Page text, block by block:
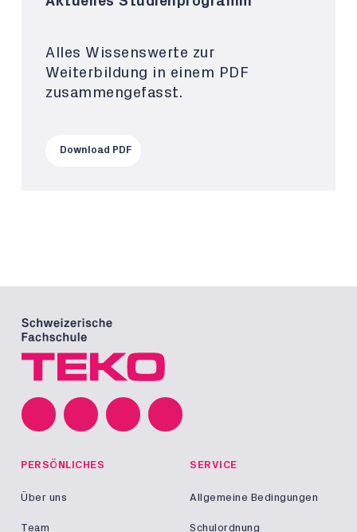
Alles Wissenswerte zur
Weiterbildung in einem PDF
zusammengefasst.
Download PDF
PERSÖNLICHES
Über uns
Team
SERVICE
Allgemeine Bedingungen
Schulordnung